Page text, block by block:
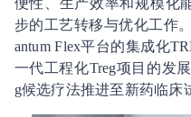
便性、生产效率和规模化
步的工艺转移与优化工作
antum Flex平台的集成化
一代工程化Treg项目的发
g候选疗法推进至新药临床